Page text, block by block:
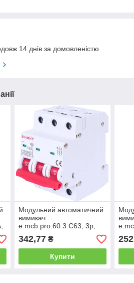
14 днів за домовленістю
Модульний автоматичний
вимикач
e.mcb.pro.60.3.С63, 3р,
63А, С, 6кА
342,77₴
Купити